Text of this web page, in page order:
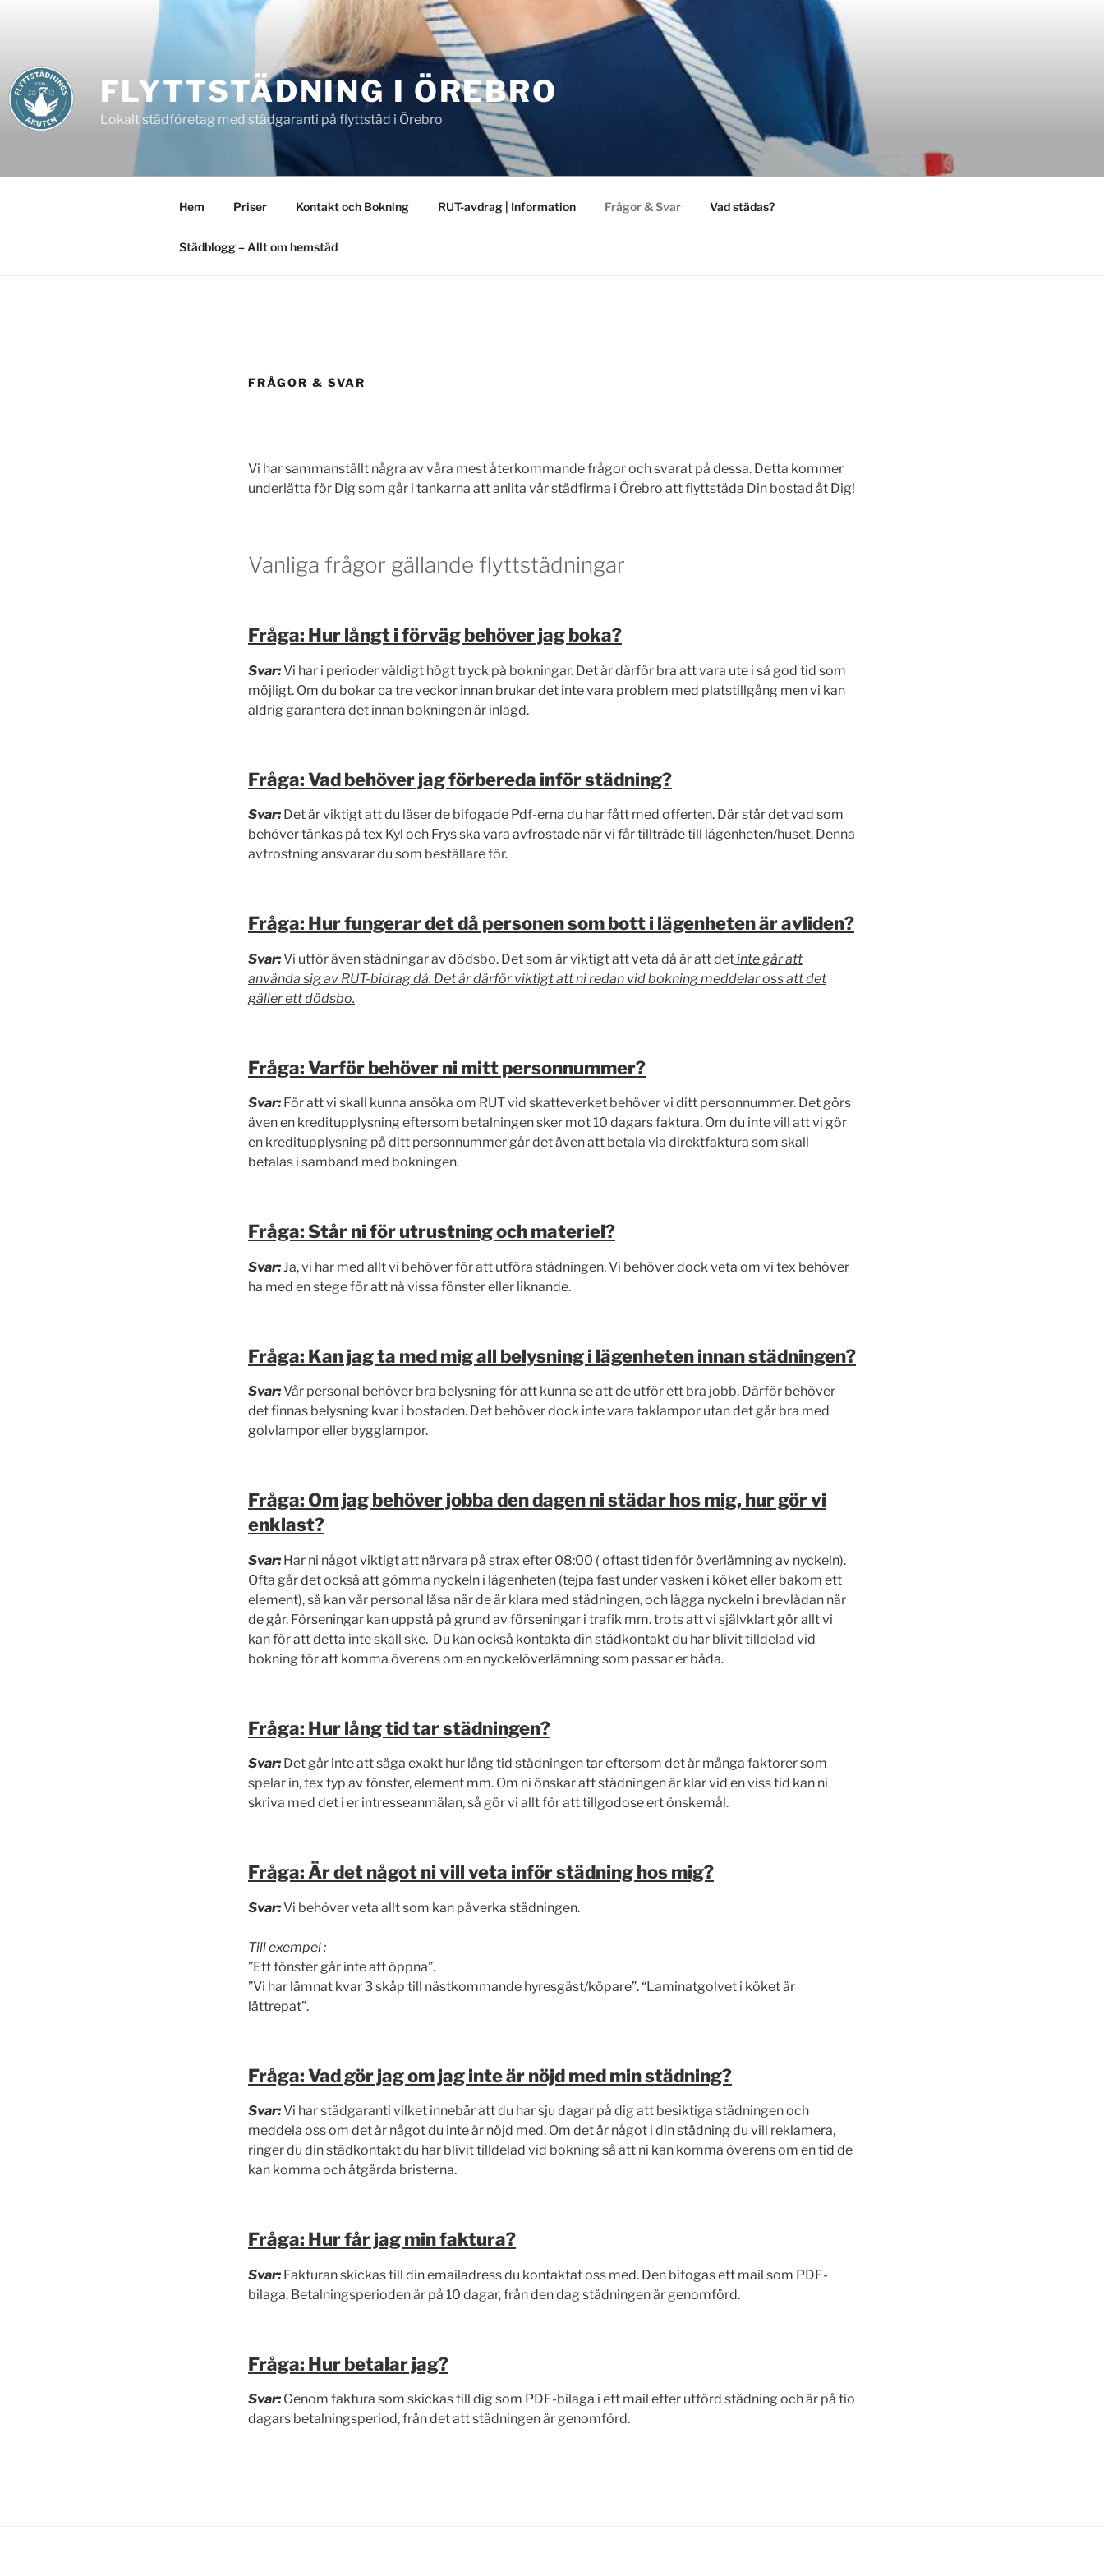
FLYTTSTÄDNING I ÖREBRO
Lokalt städföretag med städgaranti på flyttstäd i Örebro
Hem Priser Kontakt och Bokning RUT-avdrag | Information Frågor & Svar Vad städas?
Städblogg – Allt om hemstäd
FRÅGOR & SVAR
Vi har sammanställt några av våra mest återkommande frågor och svarat på dessa. Detta kommer
underlätta för Dig som går i tankarna att anlita vår städfirma i Örebro att flyttstäda Din bostad åt Dig!
Vanliga frågor gällande flyttstädningar
Fråga: Hur långt i förväg behöver jag boka?
Svar:Vi har i perioder väldigt högt tryck på bokningar. Det är därför bra att vara ute i så god tid som
möjligt. Om du bokar ca tre veckor innan brukar det inte vara problem med platstillgång men vi kan
aldrig garantera det innan bokningen är inlagd.
Fråga: Vad behöver jag förbereda inför städning?
Svar: Det är viktigt att du läser de bifogade Pdf-erna du har fått med offerten. Där står det vad som
behöver tänkas på tex Kyl och Frys ska vara avfrostade när vi får tillträde till lägenheten/huset. Denna
avfrostning ansvarar du som beställare för.
Fråga: Hur fungerar det då personen som bott i lägenheten är avliden?
Svar:Vi utför även städningar av dödsbo. Det som är viktigt att veta då är att detinte går att
använda sig av RUT-bidrag då. Det är därför viktigt att ni redan vid bokning meddelar oss att det
gäller ett dödsbo.
Fråga: Varför behöver ni mitt personnummer?
Svar: För att vi skall kunna ansöka om RUT vid skatteverket behöver vi ditt personnummer. Det görs
även en kreditupplysning eftersom betalningen sker mot 10 dagars faktura. Om du inte vill att vi gör
en kreditupplysning på ditt personnummer går det även att betala via direktfaktura som skall
betalas i samband med bokningen.
Fråga: Står ni för utrustning och materiel?
Svar: Ja, vi har med allt vi behöver för att utföra städningen. Vi behöver dock veta om vi tex behöver
ha med en stege för att nå vissa fönster eller liknande.
Fråga: Kan jag ta med mig all belysning i lägenheten innan städningen?
Svar:Vår personal behöver bra belysning för att kunna se att de utför ett bra jobb. Därför behöver
det finnas belysning kvar i bostaden. Det behöver dock inte vara taklampor utan det går bra med
golvlampor eller bygglampor.
Fråga: Om jag behöver jobba den dagen ni städar hos mig, hur gör vi
enklast?
Svar: Har ni något viktigt att närvara på strax efter 08:00 ( oftast tiden för överlämning av nyckeln).
Ofta går det också att gömma nyckeln i lägenheten (tejpa fast under vasken i köket eller bakom ett
element), så kan vår personal låsa när de är klara med städningen, och lägga nyckeln i brevlådan när
de går. Förseningar kan uppstå på grund av förseningar i trafik mm. trots att vi självklart gör allt vi
kan för att detta inte skall ske. Du kan också kontakta din städkontakt du har blivit tilldelad vid
bokning för att komma överens om en nyckelöverlämning som passar er båda.
Fråga: Hur lång tid tar städningen?
Svar: Det går inte att säga exakt hur lång tid städningen tar eftersom det är många faktorer som
spelar in, tex typ av fönster, element mm. Om ni önskar att städningen är klar vid en viss tid kan ni
skriva med det i er intresseanmälan, så gör vi allt för att tillgodose ert önskemål.
Fråga: Är det något ni vill veta inför städning hos mig?
Svar:Vi behöver veta allt som kan påverka städningen.
Till exempel :
”Ett fönster går inte att öppna”.
”Vi har lämnat kvar 3 skåp till nästkommande hyresgäst/köpare”. “Laminatgolvet i köket är
lättrepat”.
Fråga: Vad gör jag om jag inte är nöjd med min städning?
Svar:Vi har städgaranti vilket innebär att du har sju dagar på dig att besiktiga städningen och
meddela oss om det är något du inte är nöjd med. Om det är något i din städning du vill reklamera,
ringer du din städkontakt du har blivit tilldelad vid bokning så att ni kan komma överens om en tid de
kan komma och åtgärda bristerna.
Fråga: Hur får jag min faktura?
Svar: Fakturan skickas till din emailadress du kontaktat oss med. Den bifogas ett mail som PDF-
bilaga. Betalningsperioden är på 10 dagar, från den dag städningen är genomförd.
Fråga: Hur betalar jag?
Svar: Genom faktura som skickas till dig som PDF-bilaga i ett mail efter utförd städning och är på tio
dagars betalningsperiod, från det att städningen är genomförd.